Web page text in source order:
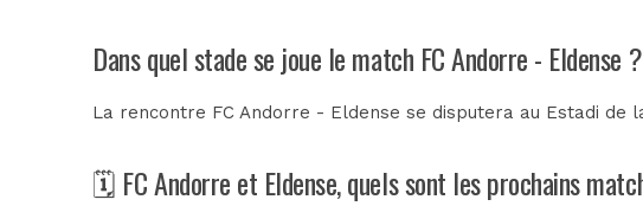
Dans quel stade se joue le match FC Andorre - Eldense ?
La rencontre FC Andorre - Eldense se disputera au Estadi de
🗓️ FC Andorre et Eldense, quels sont les prochains